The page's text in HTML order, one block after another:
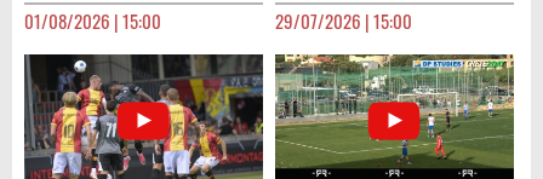
01/08/2026 | 15:00 29/07/2026 | 15:00